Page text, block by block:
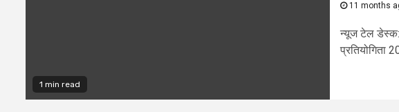
1 min read
11 months
न्यूज टेल डेस्क:
प्रतियोगिता